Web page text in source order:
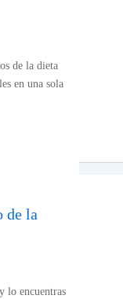
de la dieta
en una sola
de la
lo encuentras